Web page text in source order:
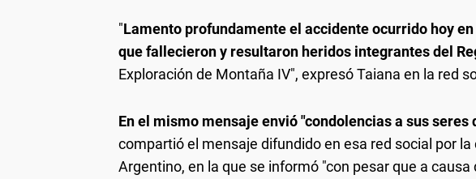
"Lamento profundamente el accidente ocurrido hoy
que fallecieron y resultaron heridos integrantes del
Exploración de Montaña IV", expresó Taiana en la red
En el mismo mensaje envió "condolencias a sus
compartió el mensaje difundido en esa red social por
Argentino, en la que se informó "con pesar que a